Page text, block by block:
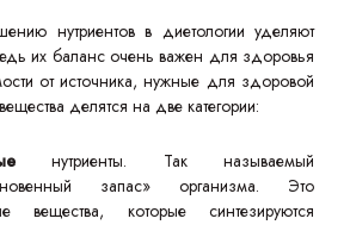
нутриентов в диетологии уделяют
их баланс очень важен для здоровья
от источника, нужные для здоровой
делятся на две категории:
нутриенты. Так называемый
запас» организма. Это
вещества, которые синтезируются